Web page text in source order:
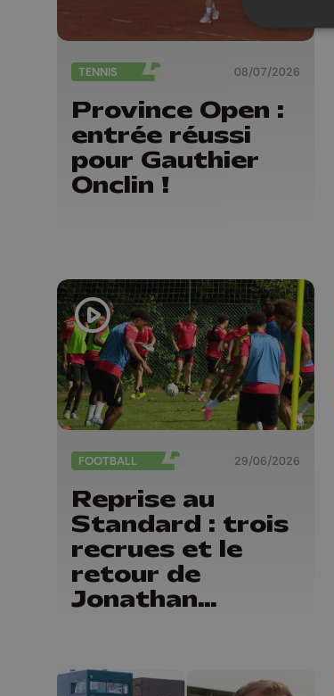
TENNIS 08/07/2026
Province Open :
entrée réussi
pour Gauthier
Onclin !
FOOTBALL 29/06/2026
Reprise au
Standard : trois
recrues et le
retour de
Jonathan